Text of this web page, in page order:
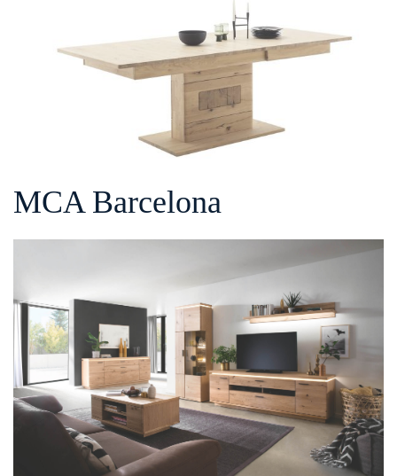
MCA Barcelona